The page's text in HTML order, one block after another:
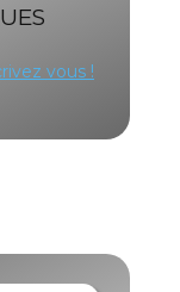
vous !